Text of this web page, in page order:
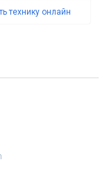
технику онлайн